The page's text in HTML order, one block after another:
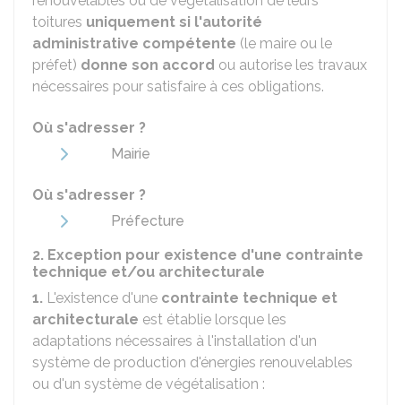
toitures uniquement si l'autorité
administrative compétente (le maire ou le
préfet) donne son accord ou autorise les travaux
nécessaires pour satisfaire à ces obligations.
Où s'adresser ?
Mairie
Où s'adresser ?
Préfecture
2. Exception pour existence d'une contrainte
technique et/ou architecturale
1. L'existence d'une contrainte technique et
architecturale est établie lorsque les
adaptations nécessaires à l'installation d'un
système de production d'énergies renouvelables
ou d'un système de végétalisation :